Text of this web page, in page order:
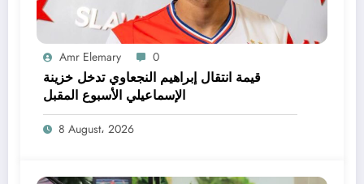
Amr Elemary 0
قيمة انتقال إبراهيم النجعاوي تدخل خزينة
الإسماعيلي الأسبوع المقبل
8 August، 2026